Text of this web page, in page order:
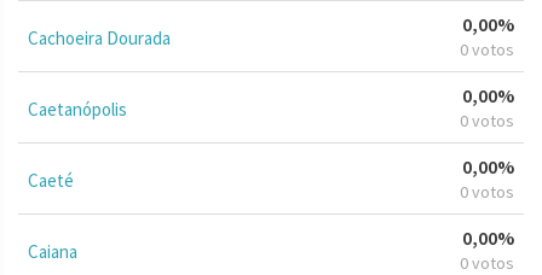
Cachoeira Dourada
0,00%
0 votos
Caetanópolis
0,00%
0 votos
Caeté
0,00%
0 votos
Caiana
0,00%
0 votos